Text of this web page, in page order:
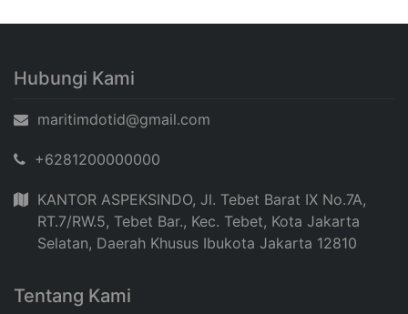
Hubungi Kami
maritimdotid@gmail.com
+6281200000000
KANTOR ASPEKSINDO, Jl. Tebet Barat IX No.7A,
RT.7/RW.5, Tebet Bar., Kec. Tebet, Kota Jakarta
Selatan, Daerah Khusus Ibukota Jakarta 12810
Tentang Kami